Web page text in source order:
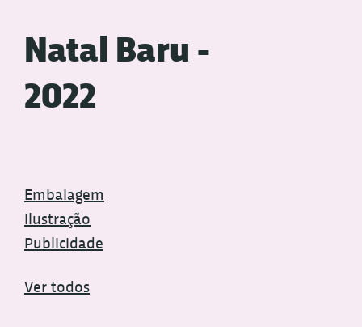
Natal Baru -
2022
Embalagem
Ilustração
Publicidade
Ver todos